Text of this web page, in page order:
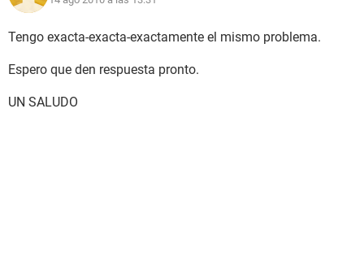
Tengo exacta-exacta-exactamente el mismo problema.
Espero que den respuesta pronto.
UN SALUDO